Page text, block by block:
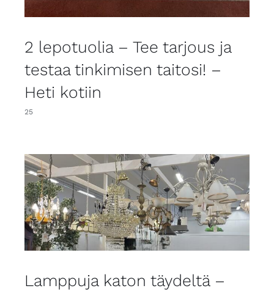
2 lepotuolia – Tee tarjous ja
testaa tinkimisen taitosi! –
Heti kotiin
25
Lamppuja katon täydeltä –